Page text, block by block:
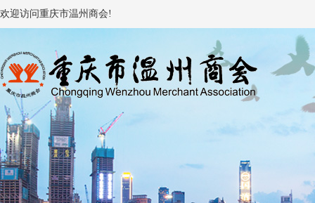
欢迎访问重庆市温州商会!